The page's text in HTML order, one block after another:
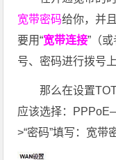
宽带密码给你，并
要用“宽带连接”（
号、密码进行拨号上
那么在设置
应该选择：
>“密码”填写：宽带